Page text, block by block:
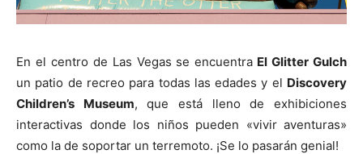
En el centro de Las Vegas se encuentra El Glitter Gulch
un patio de recreo para todas las edades y el Discovery
Children’s Museum, que está lleno de exhibiciones
interactivas donde los niños pueden «vivir aventuras»
como la de soportar un terremoto. ¡Se lo pasarán genial!